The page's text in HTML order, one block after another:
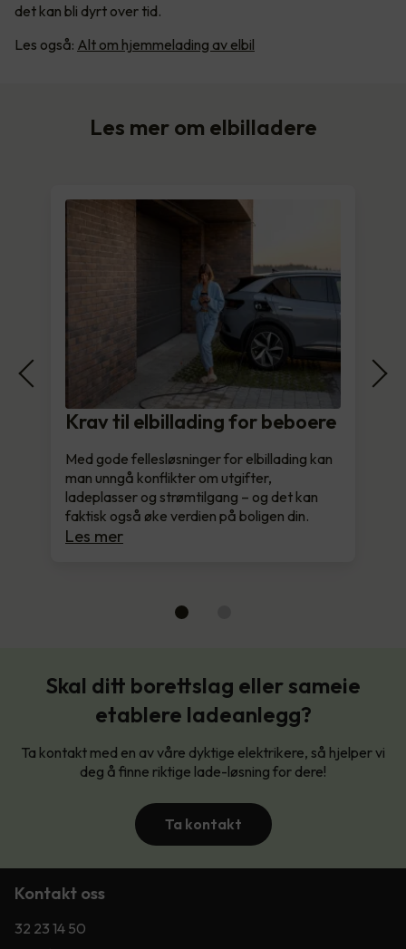
det kan bli dyrt over tid.
Les også: Alt om hjemmelading av elbil
Les mer om elbilladere
Krav til elbillading for beboere
Med gode fellesløsninger for elbillading kan
man unngå konflikter om utgifter,
ladeplasser og strømtilgang – og det kan
faktisk også øke verdien på boligen din.
Les mer
Skal ditt borettslag eller sameie
etablere ladeanlegg?
Ta kontakt med en av våre dyktige elektrikere, så hjelper vi
deg å finne riktige lade-løsning for dere!
Ta kontakt
Kontakt oss
32 23 14 50